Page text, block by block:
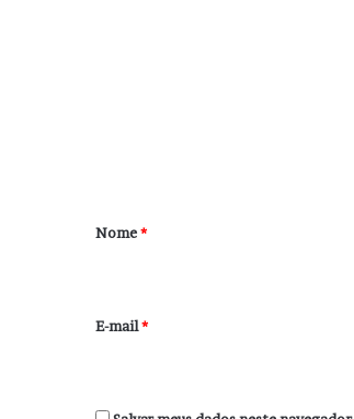
r
*
Nome*
E-mail*